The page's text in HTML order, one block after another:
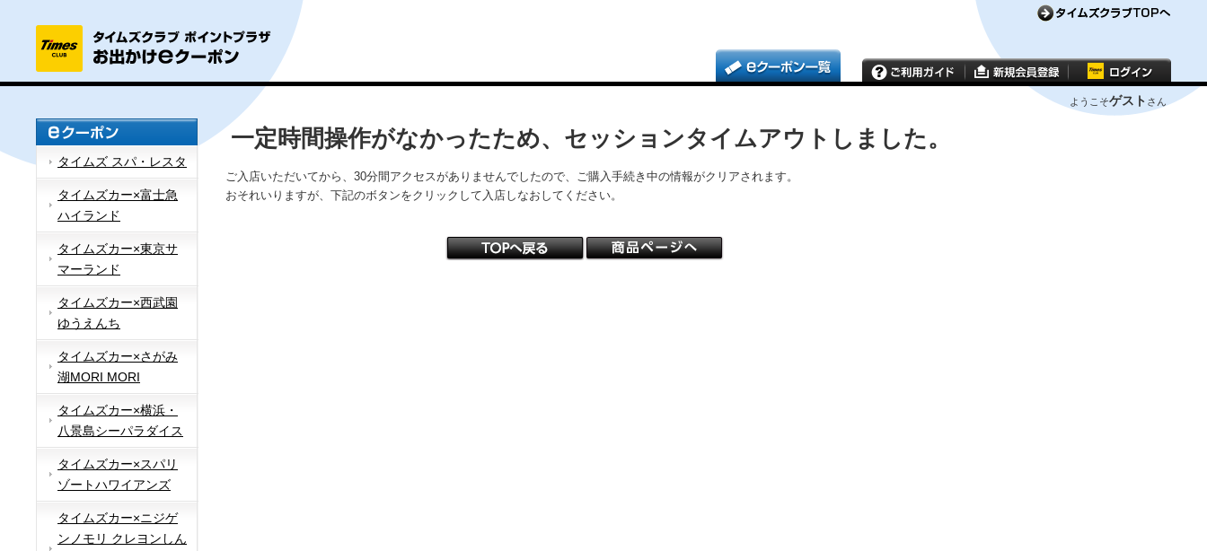
ようこそゲスト さん
タイムズ スパ・レスタ
タイムズカー×富士急
ハイランド
タイムズカー×東京サ
マーランド
タイムズカー×西武園
ゆうえんち
タイムズカー×さがみ
湖MORI MORI
タイムズカー×横浜・
八景島シーパラダイス
タイムズカー×スパリ
ゾートハワイアンズ
タイムズカー×ニジゲ
ンノモリ クレヨンしん
一定時間操作がなかったため、セッションタイムアウトしました。
ご入店いただいてから、30分間アクセスがありませんでしたので、ご購入手続き中の情報がクリアされます。
おそれいりますが、下記のボタンをクリックして入店しなおしてください。